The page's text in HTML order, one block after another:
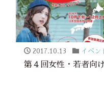
2017.10.13 イベン
第４回女性・若者向